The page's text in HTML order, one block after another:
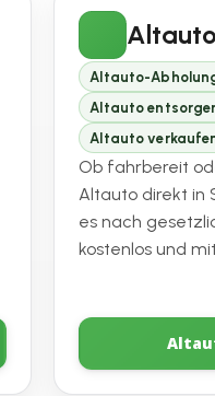
Altauto-
Altauto
Altauto
Ob fahrbereit
Altauto direkt in
es nach
kostenlos und